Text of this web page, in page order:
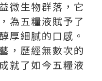
微生物群落，它
為五糧液賦予了
厚細膩的口感。
，歷經無數次的
就了如今五糧液